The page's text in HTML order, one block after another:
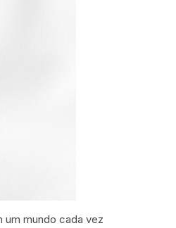
um mundo cada vez